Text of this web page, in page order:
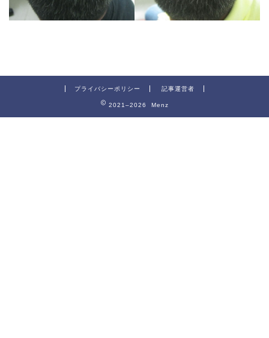
プライバシーポリシー 記事運営者
2021–2026 Menz